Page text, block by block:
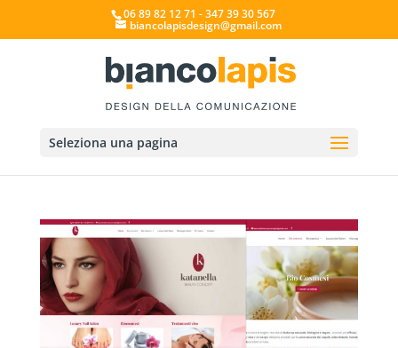
06 89 82 12 71 - 347 39 30 567
biancolapisdesign@gmail.com
Seleziona una pagina